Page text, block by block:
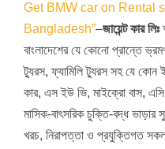
Get BMW car on Rental
Bangladesh”–জায়েন্ট কার লিঃ
বাংলাদেশের যে কোনো প্রান্তে
ট্যুরস, ফ্যামিলি ট্যুরস সহ যে কোন
কার, এস ইউ ভি, মাইক্রো বাস, এসি
মাসিক-বাৎসরিক চুক্তি-বদ্ধ ভাড়ার
খরচ, নিরাপত্তা ও প্রযুক্তিগত সকল